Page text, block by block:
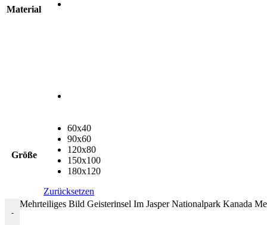
Material
Größe
60x40
90x60
120x80
150x100
180x120
Zurücksetzen
-
Mehrteiliges Bild Geisterinsel Im Jasper Nationalpark Kanada